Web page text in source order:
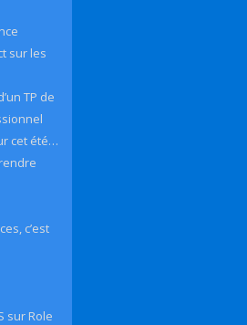
sur les
TP de
cet été…
c’est
sur Role